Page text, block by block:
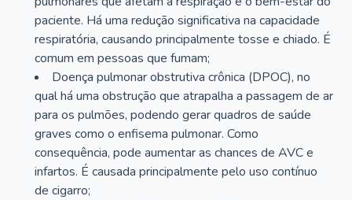
paciente. Há uma redução significativa na capacidade
respiratória, causando principalmente tosse e chiado. É
comum em pessoas que fumam;
Doença pulmonar obstrutiva crônica (DPOC), no
qual há uma obstrução que atrapalha a passagem de ar
para os pulmões, podendo gerar quadros de saúde
graves como o enfisema pulmonar. Como
consequência, pode aumentar as chances de AVC e
infartos. É causada principalmente pelo uso contínuo
de cigarro;